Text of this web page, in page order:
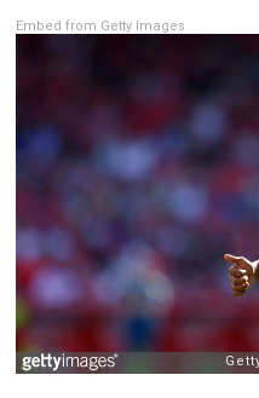
Рейтинг ФІФА
UA
Categories
Головна
Новини футболу
Відео
Новини футболу
Футбольні
Останні
Embed from Getty Images